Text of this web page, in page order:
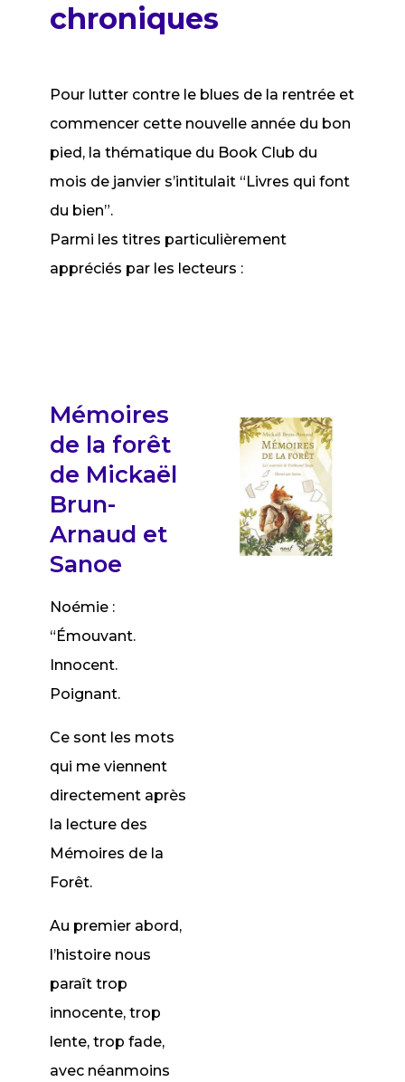
chroniques
Pour lutter contre le blues de la rentrée et
commencer cette nouvelle année du bon
pied, la thématique du Book Club du
mois de janvier s’intitulait “Livres qui font
du bien”.
Parmi les titres particulièrement
appréciés par les lecteurs :
Mémoires
de la forêt
de Mickaël
Brun-
Arnaud et
Sanoe
Noémie :
“Émouvant.
Innocent.
Poignant.
Ce sont les mots
qui me viennent
directement après
la lecture des
Mémoires de la
Forêt.
Au premier abord,
l’histoire nous
paraît trop
innocente, trop
lente, trop fade,
avec néanmoins